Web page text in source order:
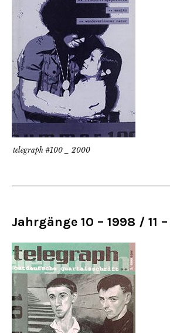
telegraph #100 _ 2000
Jahrgänge 10 – 1998 / 11 –